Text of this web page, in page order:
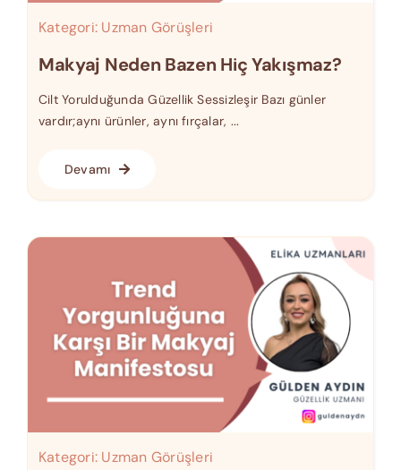
Kategori: Uzman Görüşleri
Makyaj Neden Bazen Hiç Yakışmaz?
Cilt Yorulduğunda Güzellik Sessizleşir Bazı günler
vardır;aynı ürünler, aynı fırçalar, ...
Devamı
Kategori: Uzman Görüşleri